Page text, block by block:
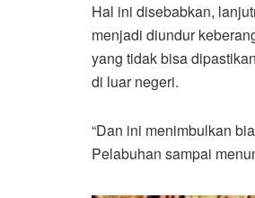
Hal ini disebabkan,
menjadi diundur
yang tidak bisa
di luar negeri.
“Dan ini menimbulkan
Pelabuhan sampai